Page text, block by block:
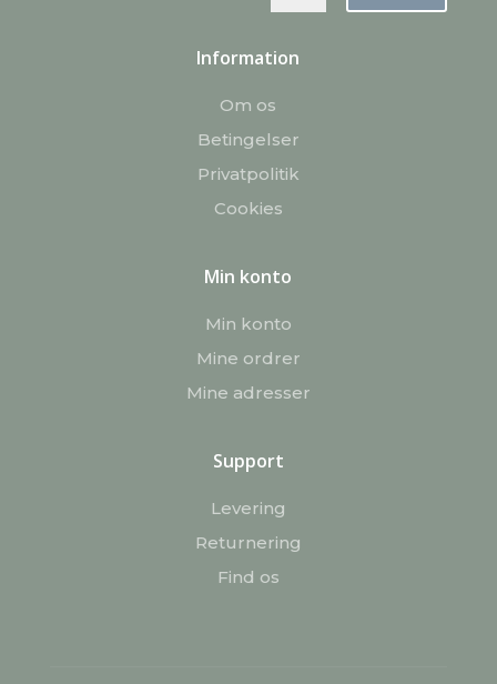
Information
Om os
Betingelser
Privatpolitik
Cookies
Min konto
Min konto
Mine ordrer
Mine adresser
Support
Levering
Returnering
Find os